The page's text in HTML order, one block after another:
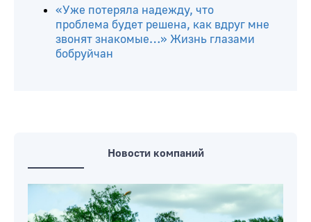
«Уже потеряла надежду, что
проблема будет решена, как вдруг мне
звонят знакомые…» Жизнь глазами
бобруйчан
Новости компаний